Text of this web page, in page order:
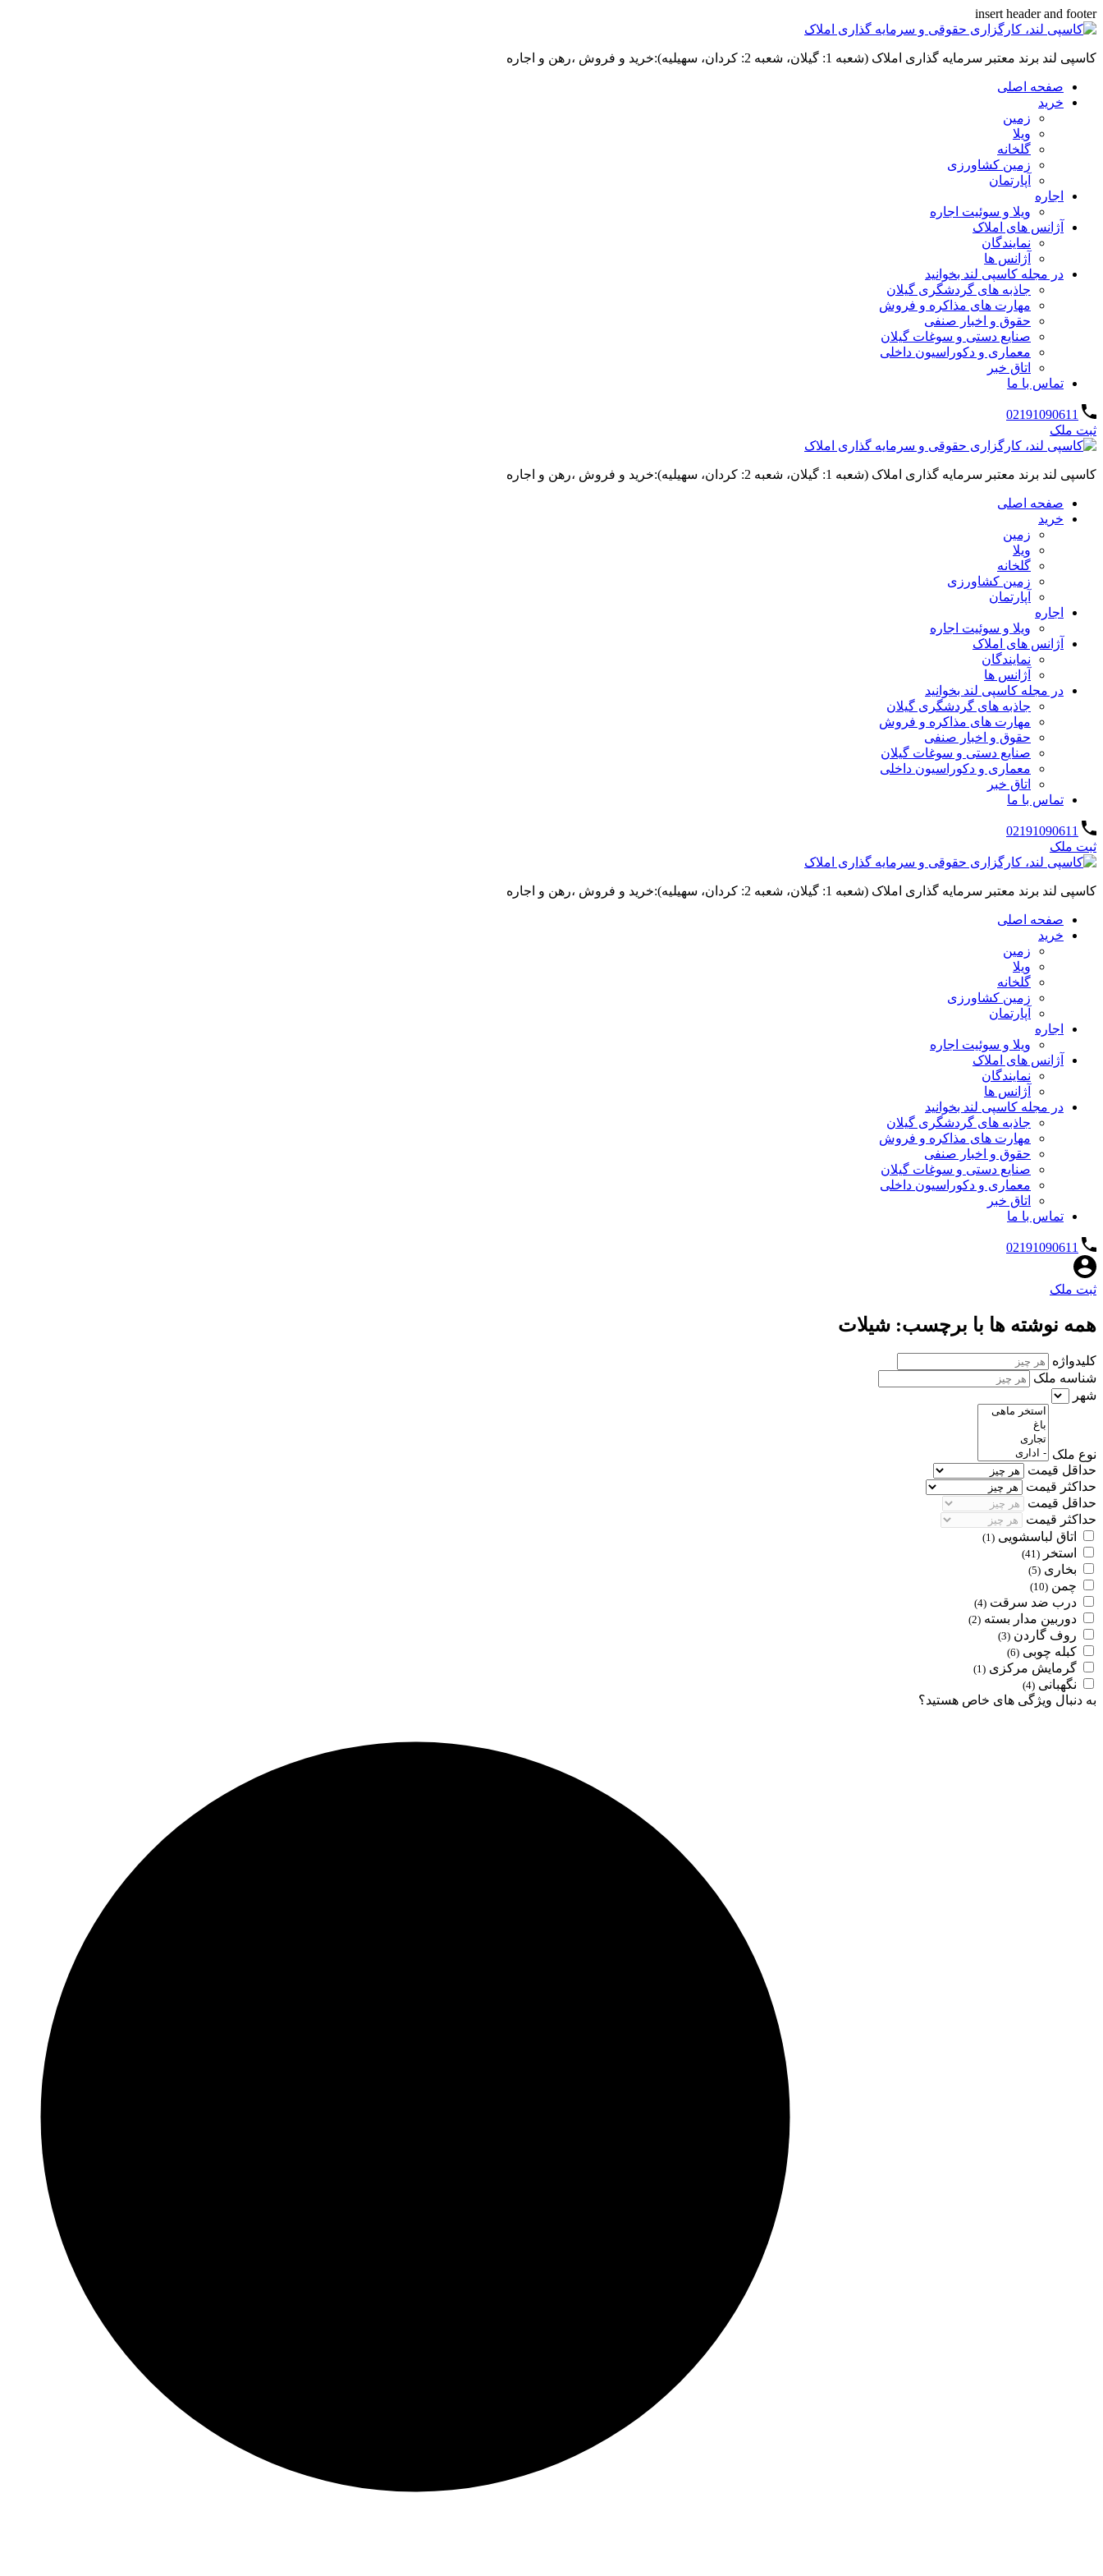
insert header and footer
کاسپی لند برند معتبر سرمایه گذاری املاک (شعبه 1: گیلان، شعبه 2: کردان، سهیلیه):خرید و فروش ،رهن و اجاره
صفحه اصلی
خرید
زمین
ویلا
گلخانه
زمین کشاورزی
آپارتمان
اجاره
ویلا و سوئیت اجاره
آژانس های املاک
نمایندگان
آژانس ها
در مجله کاسپی لند بخوانید
جاذبه های گردشگری گیلان
مهارت های مذاکره و فروش
حقوق و اخبار صنفی
صنایع دستی و سوغات گیلان
معماری و دکوراسیون داخلی
اتاق خبر
تماس با ما
02191090611
ثبت ملک
کاسپی لند برند معتبر سرمایه گذاری املاک (شعبه 1: گیلان، شعبه 2: کردان، سهیلیه):خرید و فروش ،رهن و اجاره
صفحه اصلی
خرید
زمین
ویلا
گلخانه
زمین کشاورزی
آپارتمان
اجاره
ویلا و سوئیت اجاره
آژانس های املاک
نمایندگان
آژانس ها
در مجله کاسپی لند بخوانید
جاذبه های گردشگری گیلان
مهارت های مذاکره و فروش
حقوق و اخبار صنفی
صنایع دستی و سوغات گیلان
معماری و دکوراسیون داخلی
اتاق خبر
تماس با ما
02191090611
ثبت ملک
کاسپی لند برند معتبر سرمایه گذاری املاک (شعبه 1: گیلان، شعبه 2: کردان، سهیلیه):خرید و فروش ،رهن و اجاره
صفحه اصلی
خرید
زمین
ویلا
گلخانه
زمین کشاورزی
آپارتمان
اجاره
ویلا و سوئیت اجاره
آژانس های املاک
نمایندگان
آژانس ها
در مجله کاسپی لند بخوانید
جاذبه های گردشگری گیلان
مهارت های مذاکره و فروش
حقوق و اخبار صنفی
صنایع دستی و سوغات گیلان
معماری و دکوراسیون داخلی
اتاق خبر
تماس با ما
02191090611
ثبت ملک
همه نوشته ها با برچسب: شیلات
کلیدواژه
شناسه ملک
شهر
نوع ملک
حداقل قیمت
حداکثر قیمت
حداقل قیمت
حداکثر قیمت
اتاق لباسشویی (1)
استخر (41)
بخاری (5)
چمن (10)
درب ضد سرقت (4)
دوربین مدار بسته (2)
روف گاردن (3)
کبله چوبی (6)
گرمایش مرکزی (1)
نگهبانی (4)
به دنبال ویژگی های خاص هستید؟